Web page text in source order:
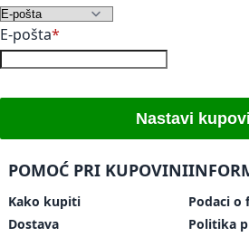
E-pošta
Nastavi
POMOĆ PRI KUPOVINI
Kako kupiti
Dostava
Podaci o
Politika